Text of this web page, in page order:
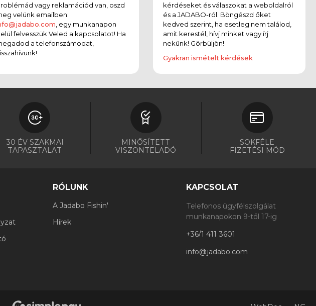
vagy reklamációd van, oszd
velünk emailben:
, egy munkanapon
felvesszük Veled a kapcsolatot! Ha
a telefonszámodat,
kérdéseket és válaszokat a weboldalról
és a JADABO-ról. Böngészd őket
kedved szerint, ha esetleg nem találod,
amit kerestél, hívj minket vagy írj
nekünk! Görbüljön!
Gyakran ismételt kérdések
30 ÉV SZAKMAI
TAPASZTALAT
MINŐSÍTETT
VISZONTELADÓ
SOKFÉLE
FIZETÉSI MÓD
RÓLUNK
A Jadabo Fishin'
Hírek
KAPCSOLAT
Telefonos ügyfélszolgálat
munkanapokon 9-től 17-ig
+36/1 411 3601
info@jadabo.com